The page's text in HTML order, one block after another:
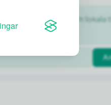
sevärdheter och